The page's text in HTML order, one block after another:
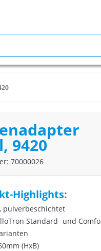
9420
70000026
Highlights:
pulverbeschichtet
Standard- und
(HxB)